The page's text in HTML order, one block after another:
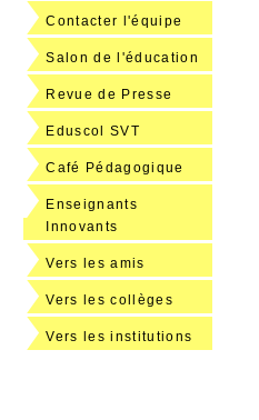
Contacter l'équipe
Salon de l'éducation
Revue de Presse
Eduscol SVT
Café Pédagogique
Enseignants
Innovants
Vers les amis
Vers les collèges
Vers les institutions